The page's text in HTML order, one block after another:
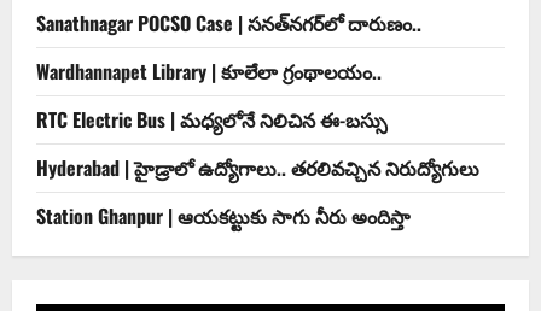
Sanathnagar POCSO Case | సనత్‌నగర్‌లో దారుణం..
Wardhannapet Library | కూలేలా గ్రంథాలయం..
RTC Electric Bus | మధ్యలోనే నిలిచిన ఈ-బస్సు
Hyderabad | హైడ్రాలో ఉద్యోగాలు.. త‌ర‌లివ‌చ్చిన నిరుద్యోగులు
Station Ghanpur | ఆయకట్టుకు సాగు నీరు అందిస్తా